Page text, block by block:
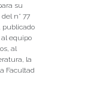
su
n° 77
publicado
equipo
al
la
Facultad